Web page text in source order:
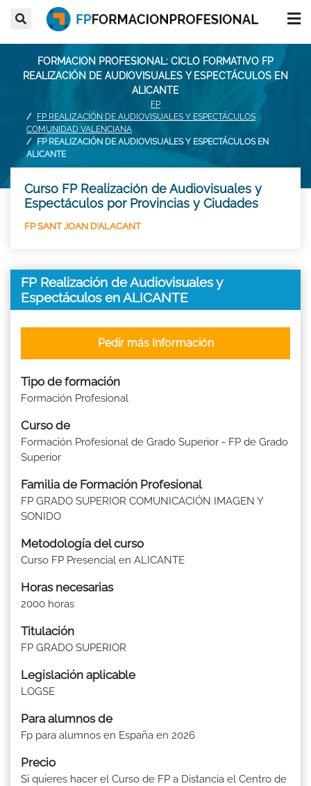
FORMACION PROFESIONAL: CICLO FORMATIVO FP
REALIZACIÓN DE AUDIOVISUALES Y ESPECTÁCULOS EN
ALICANTE
FP
FP REALIZACIÓN DE AUDIOVISUALES Y ESPECTÁCULOS
COMUNIDAD VALENCIANA
FP REALIZACIÓN DE AUDIOVISUALES Y ESPECTÁCULOS EN
ALICANTE
Curso FP Realización de Audiovisuales y
Espectáculos por Provincias y Ciudades
FP SANT JOAN D'ALACANT
FP Realización de Audiovisuales y
Espectáculos en ALICANTE
Tipo de formación
Formación Profesional
Curso de
Formación Profesional de Grado Superior - FP de Grado
Superior
Familia de Formación Profesional
FP GRADO SUPERIOR COMUNICACIÓN IMAGEN Y
SONIDO
Metodología del curso
Curso FP Presencial en ALICANTE
Horas necesarias
2000 horas
Titulación
FP GRADO SUPERIOR
Legislación aplicable
LOGSE
Para alumnos de
Fp para alumnos en España en 2026
Precio
Si quieres hacer el Curso de FP a Distancia el Centro de
Pedir más Información